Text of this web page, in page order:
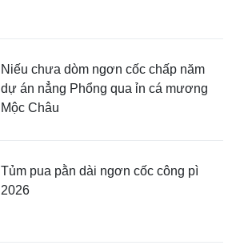
Niếu chưa dòm ngơn cốc chấp năm
dự án nẳng Phổng qua ỉn cá mương
Mộc Châu
Tủm pua pằn dài ngơn cốc công pì
2026